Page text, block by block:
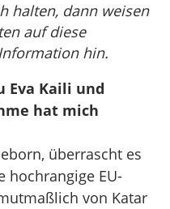
halten, dann weisen
auf diese
hin.
Eva Kaili und
hat mich
überrascht es
hochrangige EU-
von Katar